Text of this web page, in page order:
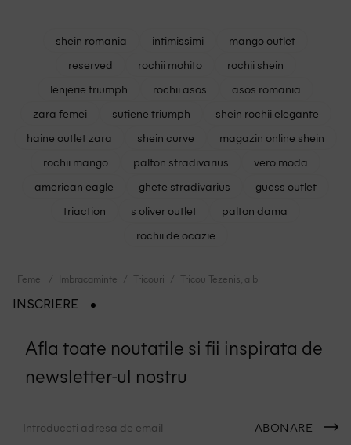
shein romania intimissimi
mango outlet
reserved
rochii mohito
rochii shein
lenjerie triumph
rochii asos
asos romania
zara femei
sutiene triumph
shein rochii elegante
haine outlet zara
shein curve
magazin online shein
rochii mango
palton stradivarius
vero moda
american eagle
ghete stradivarius
guess outlet
triaction
s oliver outlet
palton dama
rochii de ocazie
Femei Imbracaminte Tricouri Tricou Tezenis, alb
INSCRIERE
Afla toate noutatile si fii inspirata de
newsletter-ul nostru
ABONARE